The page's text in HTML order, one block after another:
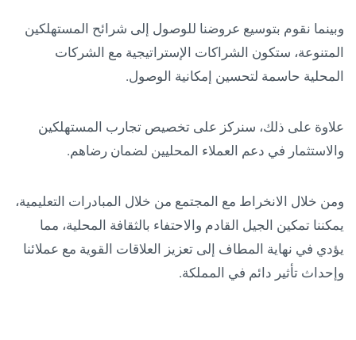
وبينما نقوم بتوسيع عروضنا للوصول إلى شرائح المستهلكين
المتنوعة، ستكون الشراكات الإستراتيجية مع الشركات
المحلية حاسمة لتحسين إمكانية الوصول.
علاوة على ذلك، سنركز على تخصيص تجارب المستهلكين
والاستثمار في دعم العملاء المحليين لضمان رضاهم.
ومن خلال الانخراط مع المجتمع من خلال المبادرات التعليمية،
يمكننا تمكين الجيل القادم والاحتفاء بالثقافة المحلية، مما
يؤدي في نهاية المطاف إلى تعزيز العلاقات القوية مع عملائنا
وإحداث تأثير دائم في المملكة.